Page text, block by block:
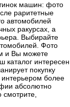
машин: фото
раритетные
автомобилей
ракурсах, а
Выбирайте
Фото
и Вы можете
интересен
покупку
интерьером более
абсолютно